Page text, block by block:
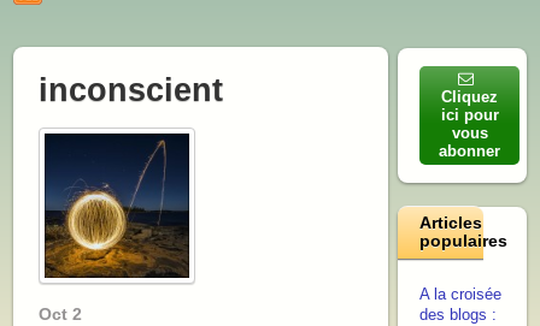
inconscient
Oct 2
Cliquez
ici pour
vous
abonner
Articles
populaires
A la croisée
des blogs :